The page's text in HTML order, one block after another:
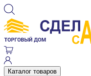
Каталог товаров